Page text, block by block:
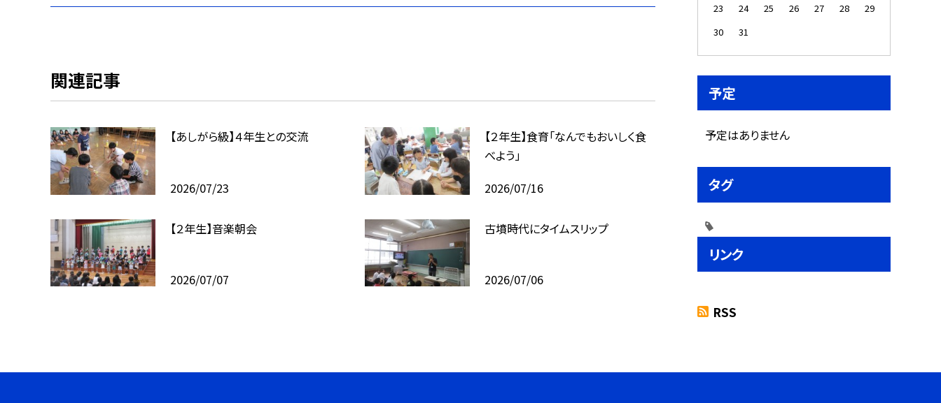
関連記事
【あしがら級】４年生との交流
2026/07/23
【２年生】食育「なんでもおいしく食
べよう」
2026/07/16
【２年生】音楽朝会
2026/07/07
古墳時代にタイムスリップ
2026/07/06
23
24 25 26 27 28
29
30
31
予定
予定はありません
タグ
リンク
RSS